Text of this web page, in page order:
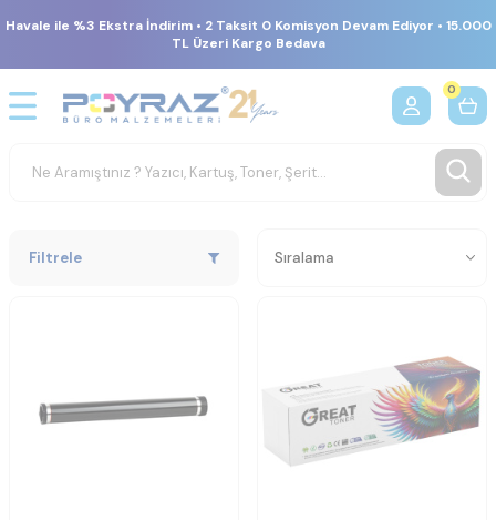
Havale ile %3 Ekstra İndirim • 2 Taksit 0 Komisyon Devam Ediyor • 15.000
TL Üzeri Kargo Bedava
0
Filtrele